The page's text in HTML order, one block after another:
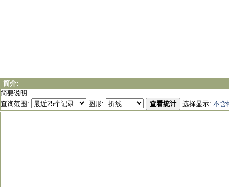
简介:
简要说明:
查询范围:
图形: 查看统计 选择显示: 不含